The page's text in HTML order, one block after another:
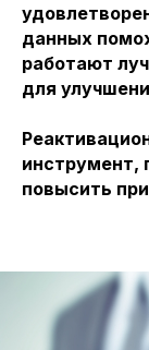
данных
работают
для
инструмент,
повысить